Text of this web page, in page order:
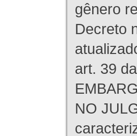
gênero
Decreto
art. 39
NO